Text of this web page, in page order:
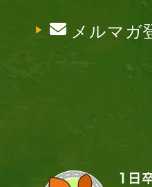
メルマガ